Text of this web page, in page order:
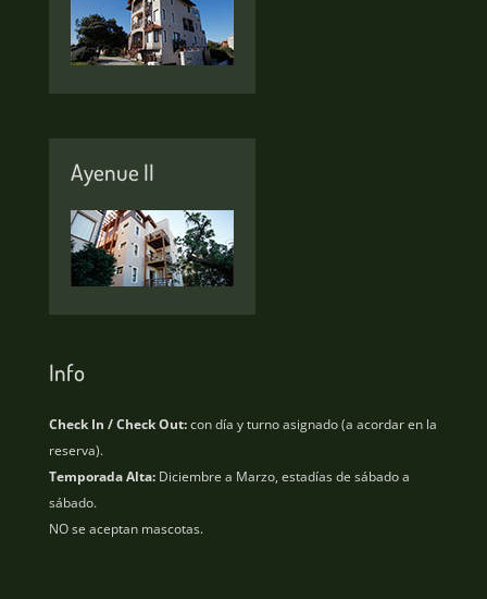
Ayenue II
Info
Check In / Check Out:con día y turno asignado (a acordar en la
reserva).
Temporada Alta:Diciembre a Marzo, estadías de sábado a
sábado.
NO se aceptan mascotas.